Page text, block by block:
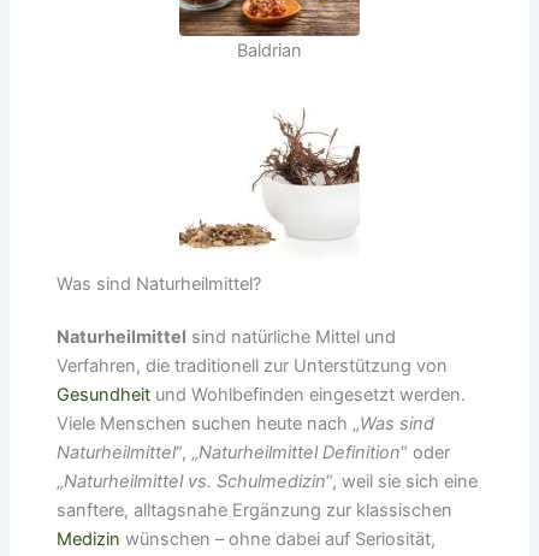
Baldrian
Was sind Naturheilmittel?
Naturheilmittel sind natürliche Mittel und
Verfahren, die traditionell zur Unterstützung von
Gesundheit und Wohlbefinden eingesetzt werden.
Viele Menschen suchen heute nach „Was sind
Naturheilmittel“, „Naturheilmittel Definition“ oder
„Naturheilmittel vs. Schulmedizin“, weil sie sich eine
sanftere, alltagsnahe Ergänzung zur klassischen
Medizin wünschen – ohne dabei auf Seriosität,